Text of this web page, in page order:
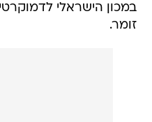
במכון הישראלי
זומר.